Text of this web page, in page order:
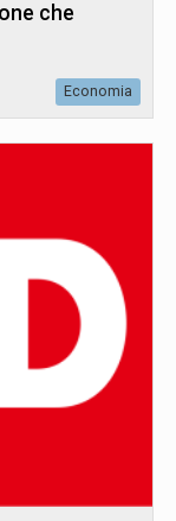
che
Economia